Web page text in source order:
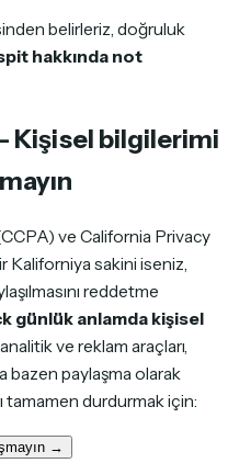
belirleriz, doğruluk
hakkında not
Kişisel bilgilerimi
ve California Privacy
Kaliforniya sakini iseniz,
reddetme
günlük anlamda kişisel
ve reklam araçları,
bazen paylaşmaolarak
tamamen durdurmak için:
→